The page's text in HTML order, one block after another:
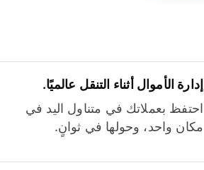
إدارة الأموال أثناء التنقل عالميًا.
احتفظ بعملاتك في متناول اليد في
مكان واحد، وحولها في ثوانٍ.